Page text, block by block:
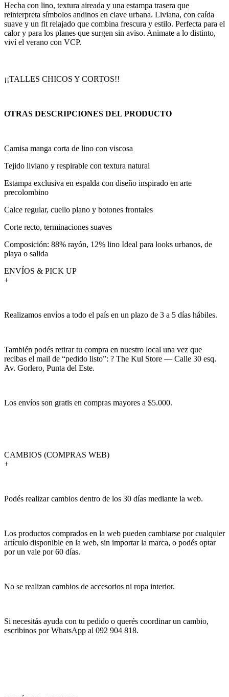
Hecha con lino, textura aireada y una estampa trasera que
reinterpreta símbolos andinos en clave urbana. Liviana, con caída
suave y un fit relajado que combina frescura y estilo. Perfecta para el
calor y para los planes que surgen sin aviso. Animate a lo distinto,
viví el verano con VCP.
¡¡TALLES CHICOS Y CORTOS!!
OTRAS DESCRIPCIONES DEL PRODUCTO
Camisa manga corta de lino con viscosa
Tejido liviano y respirable con textura natural
Estampa exclusiva en espalda con diseño inspirado en arte
precolombino
Calce regular, cuello plano y botones frontales
Corte recto, terminaciones suaves
Composición: 88% rayón, 12% lino Ideal para looks urbanos, de
playa o salida
ENVÍOS & PICK UP
+
Realizamos envíos a todo el país en un plazo de 3 a 5 días hábiles.
También podés retirar tu compra en nuestro local una vez que
recibas el mail de “pedido listo”: ? The Kul Store — Calle 30 esq.
Av. Gorlero, Punta del Este.
Los envíos son gratis en compras mayores a $5.000.
CAMBIOS (COMPRAS WEB)
+
Podés realizar cambios dentro de los 30 días mediante la web.
Los productos comprados en la web pueden cambiarse por cualquier
artículo disponible en la web, sin importar la marca, o podés optar
por un vale por 60 días.
No se realizan cambios de accesorios ni ropa interior.
Si necesitás ayuda con tu pedido o querés coordinar un cambio,
escribinos por WhatsApp al 092 904 818.